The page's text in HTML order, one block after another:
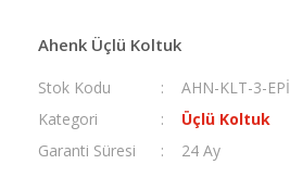
Ahenk Üçlü Koltuk
Stok Kodu
AHN-KLT-3-EPİ
Kategori
Üçlü Koltuk
Garanti Süresi
24 Ay